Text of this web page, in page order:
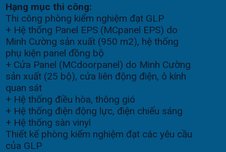
Hạng mục thi công:
Thi công phòng kiểm nghiệm đạt GLP
+ Hệ thống Panel EPS (MCpanel EPS) do
Minh Cường sản xuất (950 m2), hệ thống
phụ kiện panel đồng bộ
+ Cửa Panel (MCdoorpanel) do Minh Cường
sản xuất (25 bộ), cửa liên động điện, ô kính
quan sát
+ Hệ thống điều hòa, thông gió
+ Hệ thống điện động lực, điện chiếu sáng
+ Hệ thống sàn vinyl
Thiết kế phòng kiểm nghiệm đạt các yêu cầu
của GLP